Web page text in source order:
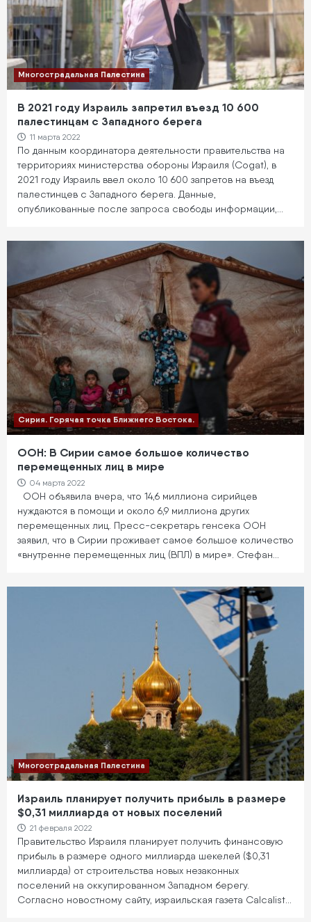
Многострадальная Палестина
В 2021 году Израиль запретил въезд 10 600
палестинцам с Западного берега
11 марта 2022
По данным координатора деятельности правительства на
территориях министерства обороны Израиля (Cogat), в
2021 году Израиль ввел около 10 600 запретов на въезд
палестинцев с Западного берега. Данные,
опубликованные после запроса свободы информации,…
Сирия. Горячая точка Ближнего Востока.
ООН: В Сирии самое большое количество
перемещенных лиц в мире
04 марта 2022
ООН объявила вчера, что 14,6 миллиона сирийцев
нуждаются в помощи и около 6,9 миллиона других
перемещенных лиц. Пресс-секретарь генсека ООН
заявил, что в Сирии проживает самое большое количество
«внутренне перемещенных лиц (ВПЛ) в мире». Стефан…
Многострадальная Палестина
Израиль планирует получить прибыль в размере
$0,31 миллиарда от новых поселений
21 февраля 2022
Правительство Израиля планирует получить финансовую
прибыль в размере одного миллиарда шекелей ($0,31
миллиарда) от строительства новых незаконных
поселений на оккупированном Западном берегу.
Согласно новостному сайту, израильская газета Calcalist…